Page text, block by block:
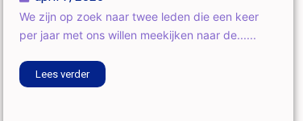
We zijn op zoek naar twee leden die een keer
per jaar met ons willen meekijken naar de......
Lees verder